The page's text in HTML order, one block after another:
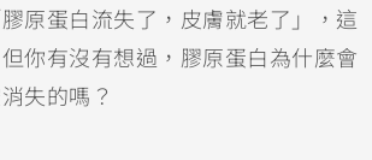
原蛋白流失了，皮膚就老了」，這
你有沒有想過，膠原蛋白為什麼會
失的嗎？